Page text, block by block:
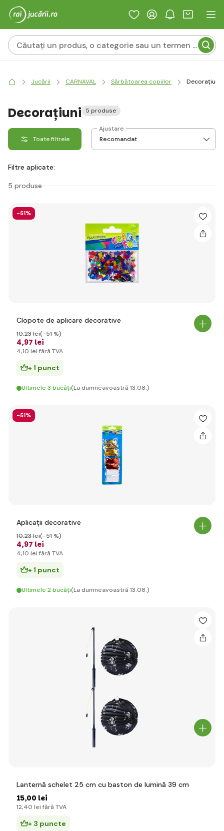
Jucării CARNAVAL Sărbătoarea copiilor Decorațiuni
Decorațiuni 5 produse
Toate filtrele
Ajustare
Filtre aplicate:
5 produse
-51%
Clopote de aplicare decorative
4,97 lei
10,23 lei(-51 %)
4,10 lei fără TVA
+ 1 punct
Ultimele 3 bucăți(La dumneavoastră 13.08.)
-51%
Aplicații decorative
4,97 lei
10,23 lei(-51 %)
4,10 lei fără TVA
+ 1 punct
Ultimele 2 bucăți(La dumneavoastră 13.08.)
Lanternă schelet 25 cm cu baston de lumină 39 cm
15,00 lei
12,40 lei fără TVA
+ 3 puncte